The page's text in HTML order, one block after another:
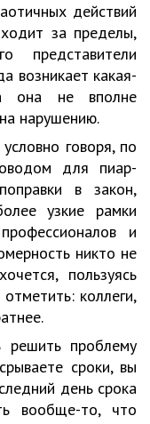
действий
за пределы,
представители
возникает какая-
она не вполне
нарушению.
говоря, по
для пиар-
в закон,
узкие рамки
и
никто не
пользуясь
коллеги,
проблему
сроки, вы
день срока
вообще-то, что